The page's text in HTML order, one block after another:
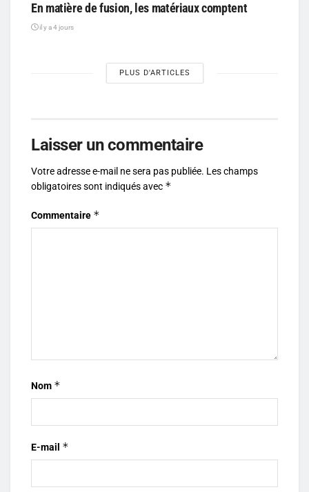
En matière de fusion, les matériaux comptent
il y a 4 jours
PLUS D'ARTICLES
Laisser un commentaire
Votre adresse e-mail ne sera pas publiée. Les champs
obligatoires sont indiqués avec *
Commentaire *
Nom *
E-mail *